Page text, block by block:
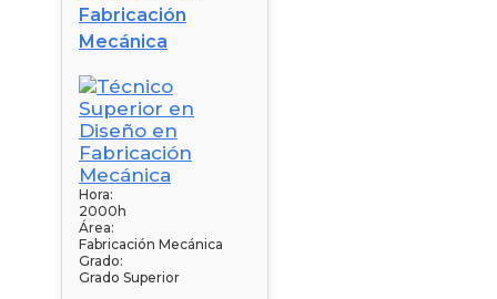
Fabricación
Mecánica
Hora:
2000h
Área:
Fabricación Mecánica
Grado:
Grado Superior